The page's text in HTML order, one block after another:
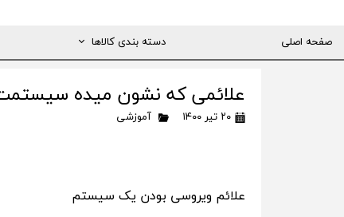
صفحه اصلی دسته بندی کالاها
لپ تاپ
ماشین های اداری (پرینتر، کپی و ...)
علائمی که نشون میده
۲۰ تیر ۱۴۰۰ آموزشی
علائم ویروسی بودن یک سیستم